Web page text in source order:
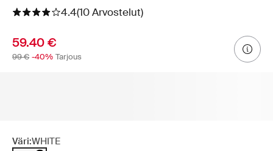
4.4(10 Arvostelut)
59.40 €
99 € -40% Tarjous
Väri:WHITE